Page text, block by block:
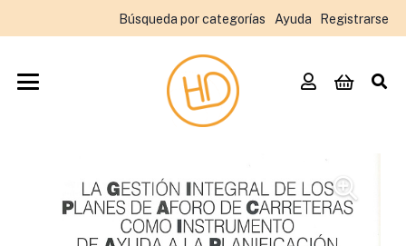
Búsqueda por categorías Ayuda Registrarse